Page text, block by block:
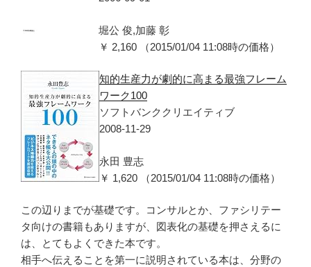
堀公 俊,加藤 彰
￥ 2,160 （2015/01/04 11:08時の価格）
知的生産力が劇的に高まる最強フレーム
ワーク100
ソフトバンククリエイティブ
2008-11-29
永田 豊志
￥ 1,620 （2015/01/04 11:08時の価格）
この辺りまでが基礎です。コンサルとか、ファシリテー
タ向けの書籍もありますが、図表化の基礎を押さえるに
は、とてもよくできた本です。
相手へ伝えることを第一に説明されている本は、分野の